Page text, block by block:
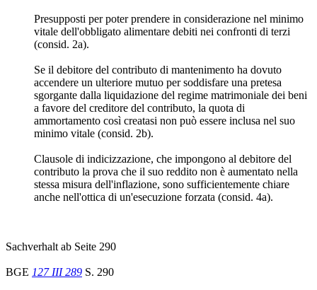
Presupposti per poter prendere in considerazione nel minimo
vitale dell'obbligato alimentare debiti nei confronti di terzi
(consid. 2a).
Se il debitore del contributo di mantenimento ha dovuto
accendere un ulteriore mutuo per soddisfare una pretesa
sgorgante dalla liquidazione del regime matrimoniale dei beni
a favore del creditore del contributo, la quota di
ammortamento così creatasi non può essere inclusa nel suo
minimo vitale (consid. 2b).
Clausole di indicizzazione, che impongono al debitore del
contributo la prova che il suo reddito non è aumentato nella
stessa misura dell'inflazione, sono sufficientemente chiare
anche nell'ottica di un'esecuzione forzata (consid. 4a).
Sachverhalt ab Seite 290
BGE 127 III 289 S. 290